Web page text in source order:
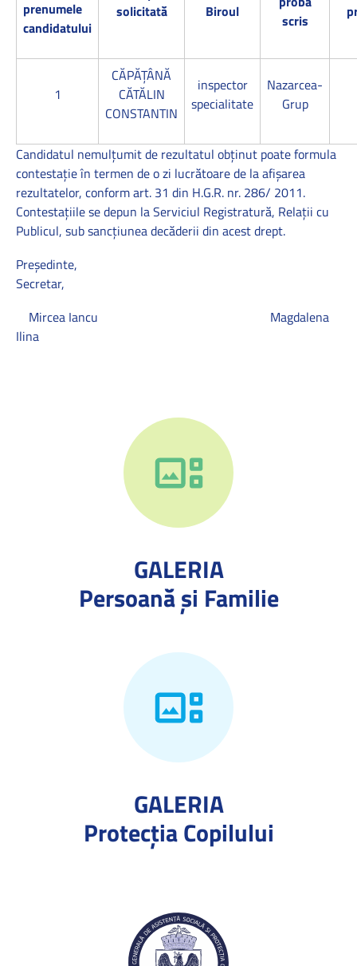
prenumele
candidatului
solicitată
Biroul
scris
1
CĂPĂȚÂNĂ
CĂTĂLIN
CONSTANTIN
inspector
specialitate
Nazarcea-
Grup
Candidatul nemulţumit de rezultatul obţinut poate formula
contestaţie în termen de o zi lucrătoare de la afişarea
rezultatelor, conform art. 31 din H.G.R. nr. 286/ 2011.
Contestaţiile se depun la Serviciul Registratură, Relaţii cu
Publicul, sub sancţiunea decăderii din acest drept.
Preşedinte,
Secretar,
Mircea Iancu Magdalena
Ilina
GALERIA
Persoană și Familie
GALERIA
Protecţia Copilului